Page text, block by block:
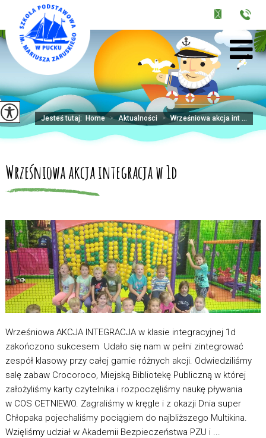
Jesteś tutaj: Home > Aktualności > Wrześniowa akcja int ...
Wrześniowa akcja integracja w 1d
Wrześniowa AKCJA INTEGRACJA w klasie integracyjnej 1d
zakończono sukcesem Udało się nam w pełni zintegrować
zespół klasowy przy całej gamie różnych akcji. Odwiedziliśmy
salę zabaw Crocoroco, Miejską Bibliotekę Publiczną w której
założyliśmy karty czytelnika i rozpoczęliśmy naukę pływania
w COS CETNIEWO. Zagraliśmy w kręgle i z okazji Dnia super
Chłopaka pojechaliśmy pociągiem do najbliższego Multikina.
Wzięliśmy udział w Akademii Bezpieczeństwa PZU i ...